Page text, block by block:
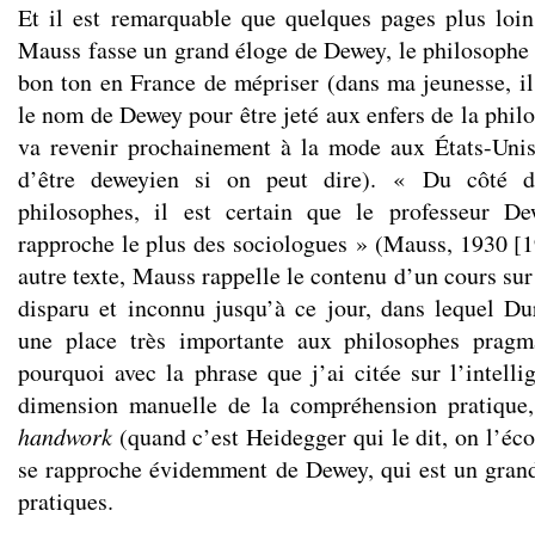
Et il est remarquable que quelques pages plus
Mauss fasse un grand éloge de Dewey, le
bon ton en France de mépriser (dans ma jeunesse,
le nom de Dewey pour être jeté aux enfers de la
va revenir prochainement à la mode aux États-
d’être deweyien si on peut dire). « Du côté
philosophes, il est certain que le professeur
rapproche le plus des sociologues » (Mauss, 1930
autre texte, Mauss rappelle le contenu d’un cours
disparu et inconnu jusqu’à ce jour, dans lequel
une place très importante aux philosophes
pourquoi avec la phrase que j’ai citée sur
dimension manuelle de la compréhension
handwork (quand c’est Heidegger qui le dit, on
se rapproche évidemment de Dewey, qui est un
pratiques.